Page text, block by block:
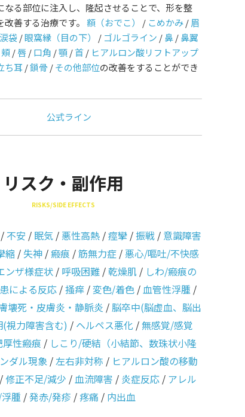
なる部位に注入し、隆起させることで、形を整
善する治療です。 額（おでこ） / こめかみ/眉
涙袋/眼窩縁（目の下） / ゴルゴライン /鼻/鼻翼
頬/唇/口角 /顎/首/ ヒアルロン酸リフトアップ
ち耳/鎖骨 /その他部位の改善をすることができ
公式ライン
リスク・副作用
RISKS/SIDE EFFECTS
/ 不安 / 眠気 /悪性高熱 /痙攣 /振戦 / 意識障害
縮 /失神 /瘢痕 /筋無力症 /悪心/嘔吐/不快感
ンザ様症状 / 呼吸困難 /乾燥肌 / しわ/瘢痕の
による反応 /掻痒 /変色/着色 /血管性浮腫 /
壊死・皮膚炎・静脈炎 /脳卒中(脳虚血、脳出
(視力障害含む) / ヘルペス悪化 /無感覚/感覚
性瘢痕 / しこり/硬結（小結節、数珠状小隆
ダル現象 /左右非対称 / ヒアルロン酸の移動
/修正不足/減少 /血流障害 / 炎症反応 / アレル
腫 /発赤/発疹 /疼痛 / 内出血